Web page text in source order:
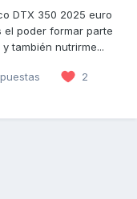
DTX 350 2025 euro
el poder formar parte
también nutrirme...
2